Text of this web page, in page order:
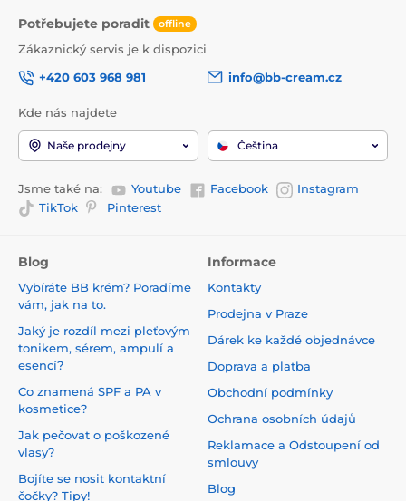
Potřebujete poradit offline
Zákaznický servis je k dispozici
+420 603 968 981
info@bb-cream.cz
Kde nás najdete
Naše prodejny Čeština
Jsme také na: Youtube Facebook
Instagram
TikTok
Pinterest
Blog
Vybíráte BB krém? Poradíme
vám, jak na to.
Jaký je rozdíl mezi pleťovým
tonikem, sérem, ampulí a
esencí?
Co znamená SPF a PA v
kosmetice?
Jak pečovat o poškozené
vlasy?
Bojíte se nosit kontaktní
čočky? Tipy!
Informace
Kontakty
Prodejna v Praze
Dárek ke každé objednávce
Doprava a platba
Obchodní podmínky
Ochrana osobních údajů
Reklamace a Odstoupení od
smlouvy
Blog